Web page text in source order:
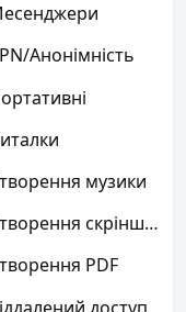
Анонімність
музики
скріншотів
PDF